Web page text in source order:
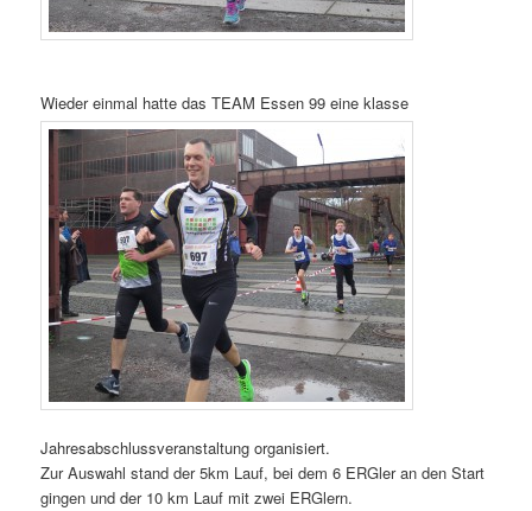
Wieder einmal hatte das TEAM Essen 99 eine klasse
Jahresabschlussveranstaltung organisiert.
Zur Auswahl stand der 5km Lauf, bei dem 6 ERGler an den Start
gingen und der 10 km Lauf mit zwei ERGlern.